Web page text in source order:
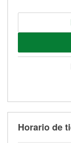
Horario de